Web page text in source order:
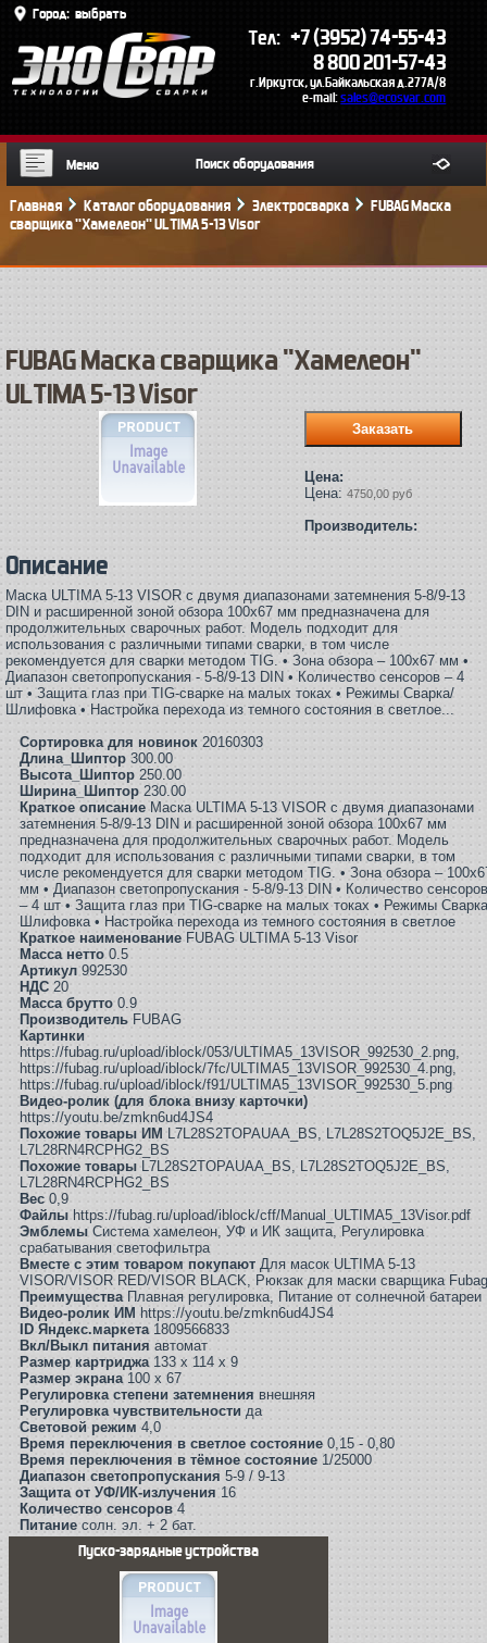
Город: выбрать
Тел: +7 (3952) 74-55-43
8 800 201-57-43
г.Иркутск, ул.Байкальская д.277А/8
e-mail:sales@ecosvar.com
Меню
Главная Каталог оборудования Электросварка
FUBAG Маска
сварщика ''Хамелеон'' ULTIMA 5-13 Visor
FUBAG Маска сварщика ''Хамелеон''
ULTIMA 5-13 Visor
Цена:
Цена: 4750,00 руб
Производитель:
Описание
Маска ULTIMA 5-13 VISOR с двумя диапазонами затемнения 5-8/9-13
DIN и расширенной зоной обзора 100х67 мм предназначена для
продолжительных сварочных работ. Модель подходит для
использования с различными типами сварки, в том числе
рекомендуется для сварки методом TIG. • Зона обзора – 100x67 мм •
Диапазон светопропускания - 5-8/9-13 DIN • Количество сенсоров – 4
шт • Защита глаз при TIG-сварке на малых токах • Режимы Сварка/
Шлифовка • Настройка перехода из темного состояния в светлое...
Сортировка для новинок 20160303
Длина_Шиптор 300.00
Высота_Шиптор 250.00
Ширина_Шиптор 230.00
Краткое описание Маска ULTIMA 5-13 VISOR с двумя диапазонами
затемнения 5-8/9-13 DIN и расширенной зоной обзора 100х67 мм
предназначена для продолжительных сварочных работ. Модель
подходит для использования с различными типами сварки, в том
числе рекомендуется для сварки методом TIG. • Зона обзора –
мм • Диапазон светопропускания - 5-8/9-13 DIN • Количество
– 4 шт • Защита глаз при TIG-сварке на малых токах • Режимы
Шлифовка • Настройка перехода из темного состояния в светлое
Краткое наименование FUBAG ULTIMA 5-13 Visor
Масса нетто 0.5
Артикул 992530
НДС 20
Масса брутто 0.9
Производитель FUBAG
Картинки
https://fubag.ru/upload/iblock/053/ULTIMA5_13VISOR_992530_2.png,
https://fubag.ru/upload/iblock/7fc/ULTIMA5_13VISOR_992530_4.png,
https://fubag.ru/upload/iblock/f91/ULTIMA5_13VISOR_992530_5.png
Видео-ролик (для блока внизу карточки)
https://youtu.be/zmkn6ud4JS4
Похожие товары ИМ L7L28S2TOPAUAA_BS, L7L28S2TOQ5J2E_BS,
L7L28RN4RCPHG2_BS
Похожие товары L7L28S2TOPAUAA_BS, L7L28S2TOQ5J2E_BS,
L7L28RN4RCPHG2_BS
Вес 0,9
Файлы https://fubag.ru/upload/iblock/cff/Manual_ULTIMA5_13Visor.pdf
Эмблемы Система хамелеон, УФ и ИК защита, Регулировка
срабатывания светофильтра
Вместе с этим товаром покупают Для масок ULTIMA 5-13
VISOR/VISOR RED/VISOR BLACK, Рюкзак для маски сварщика
Преимущества Плавная регулировка, Питание от солнечной батареи
Видео-ролик ИМ https://youtu.be/zmkn6ud4JS4
ID Яндекс.маркета 1809566833
Вкл/Выкл питания автомат
Размер картриджа 133 x 114 x 9
Размер экрана 100 x 67
Регулировка степени затемнения внешняя
Регулировка чувствительности да
Световой режим 4,0
Время переключения в светлое состояние 0,15 - 0,80
Время переключения в тёмное состояние 1/25000
Диапазон светопропускания 5-9 / 9-13
Защита от УФ/ИК-излучения 16
Количество сенсоров 4
Питание солн. эл. + 2 бат.
Пуско-зарядные устройства